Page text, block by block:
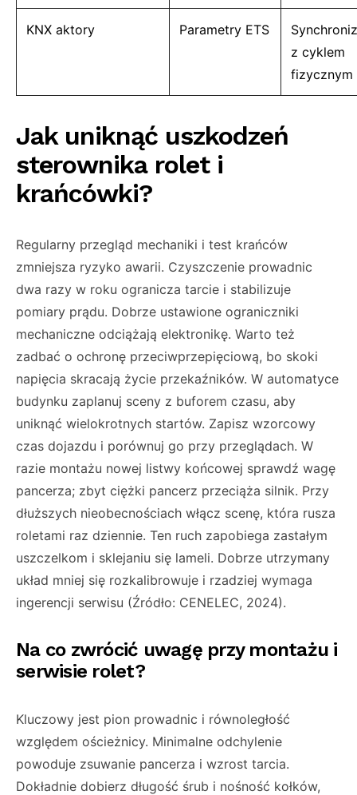
KNX aktory Parametry ETS
z cyklem
fizycznym
Jak uniknąć uszkodzeń
sterownika rolet i
krańcówki?
Regularny przegląd mechaniki i test krańców
zmniejsza ryzyko awarii. Czyszczenie prowadnic
dwa razy w roku ogranicza tarcie i stabilizuje
pomiary prądu. Dobrze ustawione ograniczniki
mechaniczne odciążają elektronikę. Warto też
zadbać o ochronę przeciwprzepięciową, bo skoki
napięcia skracają życie przekaźników. W automatyce
budynku zaplanuj sceny z buforem czasu, aby
uniknąć wielokrotnych startów. Zapisz wzorcowy
czas dojazdu i porównuj go przy przeglądach. W
razie montażu nowej listwy końcowej sprawdź wagę
pancerza; zbyt ciężki pancerz przeciąża silnik. Przy
dłuższych nieobecnościach włącz scenę, która rusza
roletami raz dziennie. Ten ruch zapobiega zastałym
uszczelkom i sklejaniu się lameli. Dobrze utrzymany
układ mniej się rozkalibrowuje i rzadziej wymaga
ingerencji serwisu (Źródło: CENELEC, 2024).
Na co zwrócić uwagę przy montażu i
serwisie rolet?
Kluczowy jest pion prowadnic i równoległość
względem ościeżnicy. Minimalne odchylenie
powoduje zsuwanie pancerza i wzrost tarcia.
Dokładnie dobierz długość śrub i nośność kołków,